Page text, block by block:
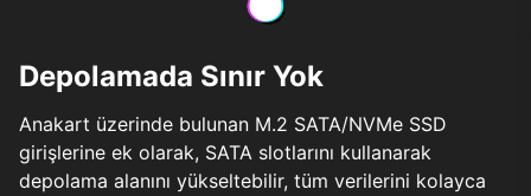
Depolamada Sınır Yok
Anakart üzerinde bulunan M.2 SATA/NVMe SSD
girişlerine ek olarak, SATA slotlarını kullanarak
depolama alanını yükseltebilir, tüm verilerini kolayca